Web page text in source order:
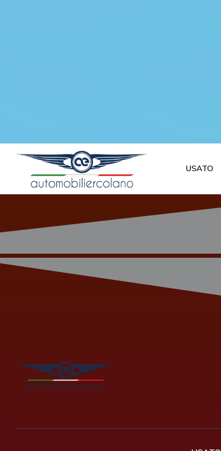
USATO